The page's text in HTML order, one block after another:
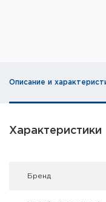
Холодная
Оружейные
Описание и
Характеристики
Брeнд